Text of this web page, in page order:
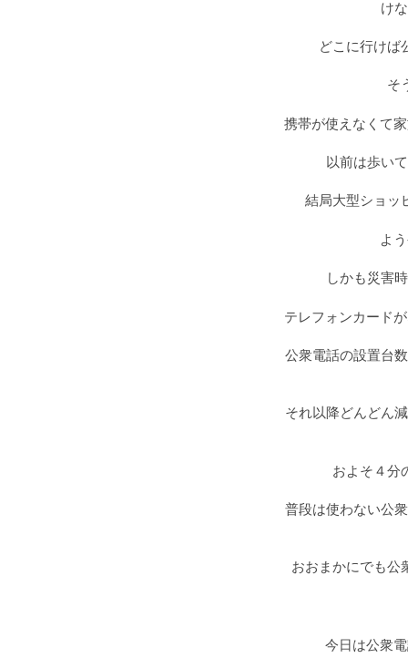
け
どこに行けば
そ
携帯が使えなくて
以前は歩い
結局大型ショッ
よ
しかも災害
テレフォンカード
公衆電話の設置台
それ以降どんどん
およそ４分
普段は使わない公
おおまかにでも公
今日は公衆